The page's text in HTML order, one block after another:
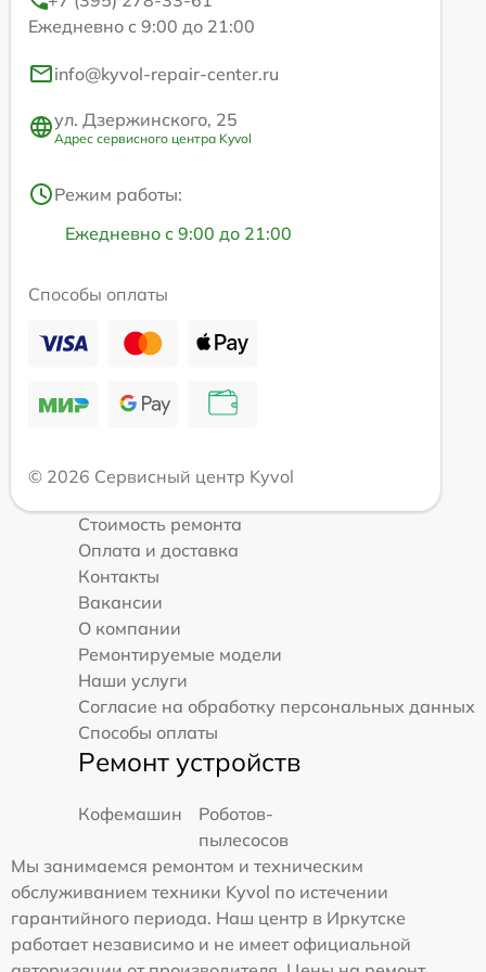
Ежедневно с 9:00 до 21:00
info@kyvol-repair-center.ru
ул. Дзержинского, 25
Адрес сервисного центра Kyvol
Режим работы:
Ежедневно с 9:00 до 21:00
Способы оплаты
© 2026 Сервисный центр Kyvol
Стоимость ремонта
Оплата и доставка
Контакты
Вакансии
О компании
Ремонтируемые модели
Наши услуги
Согласие на обработку персональных данных
Способы оплаты
Ремонт устройств
Кофемашин
Роботов-
пылесосов
Мы занимаемся ремонтом и техническим
обслуживанием техники Kyvol по истечении
гарантийного периода. Наш центр в Иркутске
работает независимо и не имеет официальной